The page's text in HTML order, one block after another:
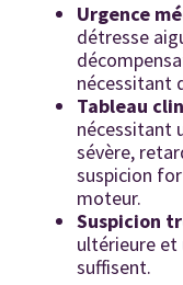
Urgence
détresse
nécessitant
Tableau
nécessitant
sévère,
suspicion
moteur.
Suspicion
ultérieure et
suffisent.